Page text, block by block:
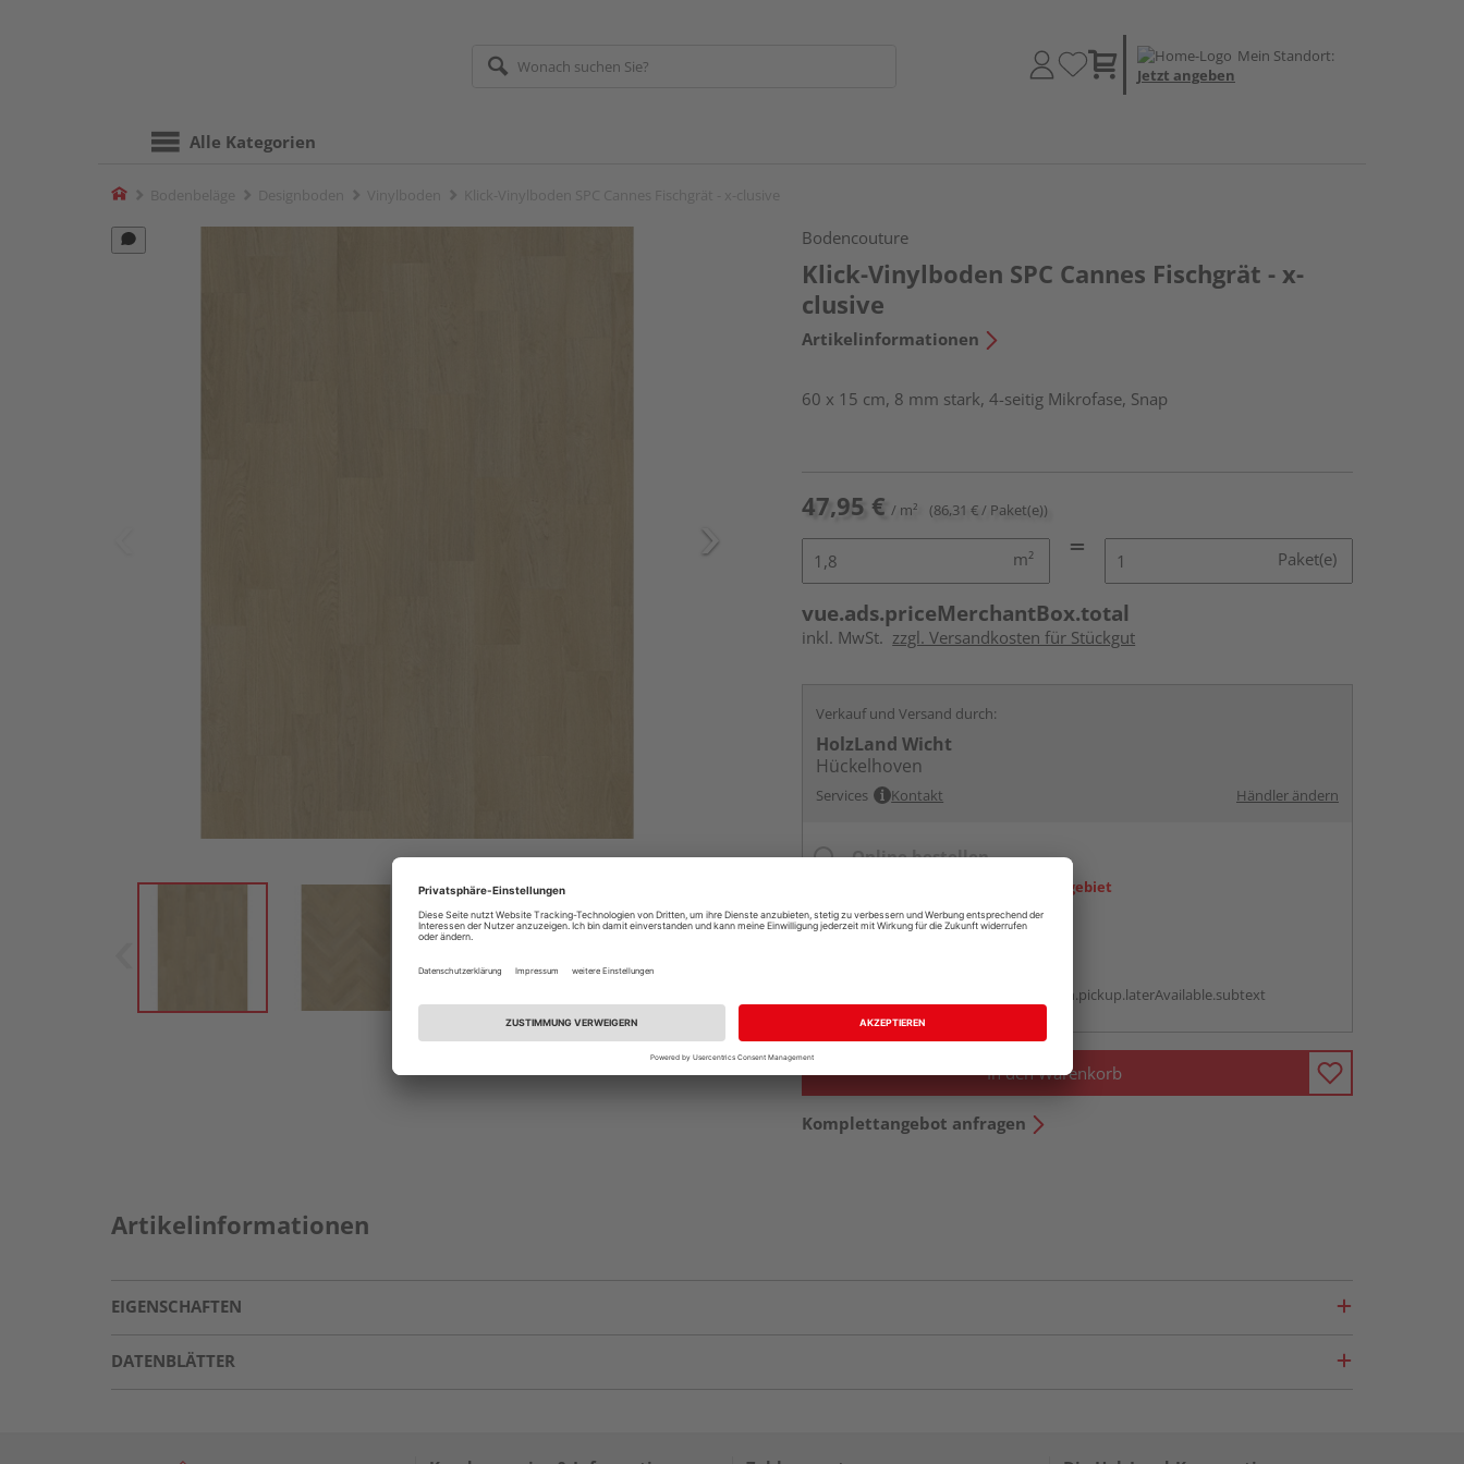
Mein Standort:
Jetzt angeben
Alle Kategorien
Home
Bodencouture
Klick-Vinylboden SPC Cannes Fischgrät - x-
clusive
Artikelinformationen
60 x 15 cm, 8 mm stark, 4-seitig Mikrofase, Snap
47,95 € / m² (86,31 € / Paket(e))
m² Paket(e)
vue.ads.priceMerchantBox.total
inkl. MwSt. zzgl. Versandkosten für Stückgut
Verkauf und Versand durch:
HolzLand Wicht
Hückelhoven
Services Kontakt Händler ändern
Online bestellen
Ihr Standort ist nicht im Liefergebiet
vue.ads.priceMerchantBox.option.pickup.laterAvailable.subtext
In den Warenkorb
Komplettangebot anfragen
Artikelinformationen
EIGENSCHAFTEN
DATENBLÄTTER